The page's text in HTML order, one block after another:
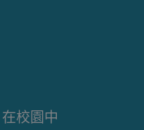
校園中